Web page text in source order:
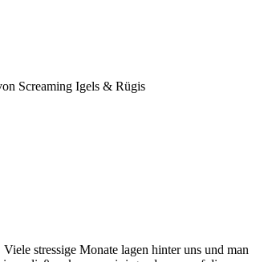
Screaming Igels & Rügis
stressige Monate lagen hinter uns und man